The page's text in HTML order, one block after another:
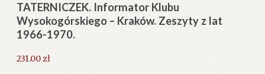
TATERNICZEK. Informator Klubu
Wysokogórskiego – Kraków. Zeszyty z lat
1966-1970.
231.00zł